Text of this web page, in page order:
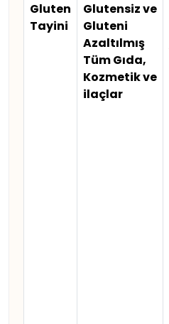
Gluten
Tayini
Glutensiz ve
Gluteni
Azaltılmış
Tüm Gıda,
Kozmetik ve
ilaçlar